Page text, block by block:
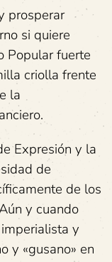
prosperar
si quiere
Popular fuerte
criolla frente
la
Expresión y la
de
de los
y cuando
y
y «gusano» en